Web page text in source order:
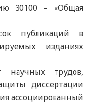
30100 – «Общая
публикаций в
изданиях
научных трудов,
диссертации
ассоциированный